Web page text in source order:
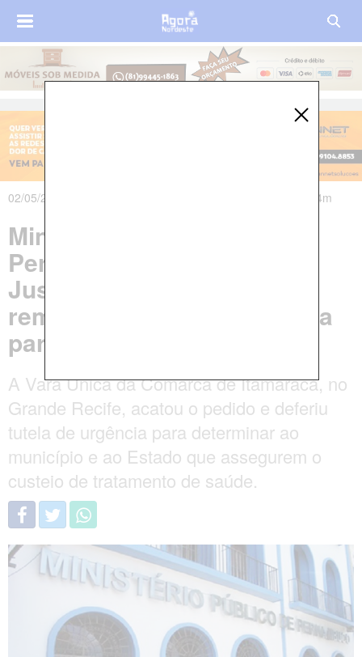
02/05/2024 às 13h16m - Atualizado em 02/05/2024 às 19h44m
Ministério Público de
Pernambuco garante na
Justiça fornecimento de
remédio à base de maconha
para criança autista
A Vara Única da Comarca de Itamaracá, no
Grande Recife, acatou o pedido e deferiu
tutela de urgência para determinar ao
município e ao Estado que assegurem o
custeio de tratamento de saúde.